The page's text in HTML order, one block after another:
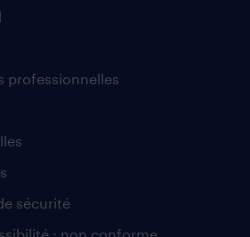
professionnelles
sécurité